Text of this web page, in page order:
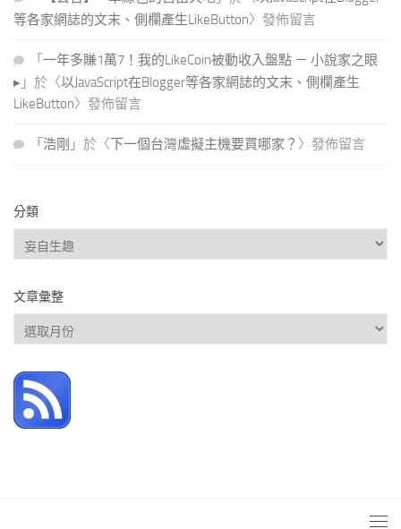
等各家網誌的文末、側欄產生LikeButton〉發佈留言
「 一年多賺1萬7！我的LikeCoin被動收入盤點 － 小說家之眼
▸ 」於〈以JavaScript在Blogger等各家網誌的文末、側欄產生
LikeButton〉發佈留言
「 浩剛 」於〈下一個台灣虛擬主機要買哪家？ 〉發佈留言
分類
分
類
文章彙整
文
章
整